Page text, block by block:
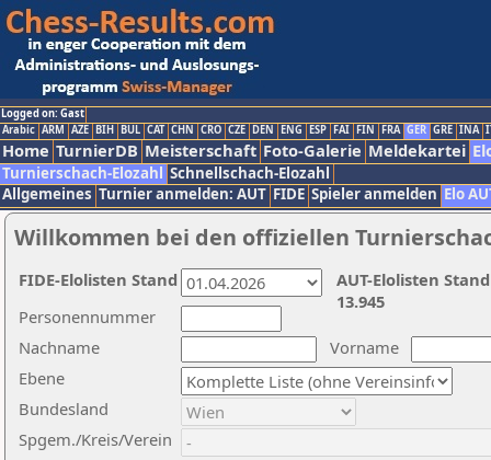
Logged on: Gast
Arabic ARM AZE BIH BUL CAT CHN CRO CZE DEN ENG ESP FAI FIN FRA GER GRE INA
Home TurnierDB Meisterschaft Foto-Galerie Meldekartei
Turnierschach-Elozahl Schnellschach-Elozahl
Allgemeines Turnier anmelden: AUT FIDE Spieler anmelden Elo
Willkommen bei den offiziellen
Nachname
Vorname
Ebene
Personennummer
Bundesland
Spgem./Kreis/Verein
AUT-Elolisten
13.945
FIDE-Elolisten Stand